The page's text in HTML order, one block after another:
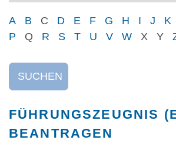
A B C D E F G H I J K
P
Q R S T U V W X Y
SUCHEN
FÜHRUNGSZEUGNIS
BEANTRAGEN